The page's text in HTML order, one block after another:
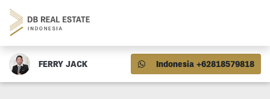
FERRY JACK Indonesia +62818579818